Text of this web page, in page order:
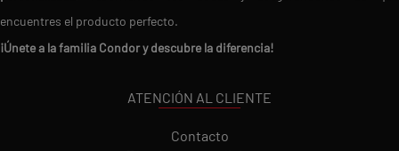
encuentres el producto perfecto.
¡Únete a la familia Condor y descubre la diferencia!
ATENCIÓN AL CLIENTE
Contacto